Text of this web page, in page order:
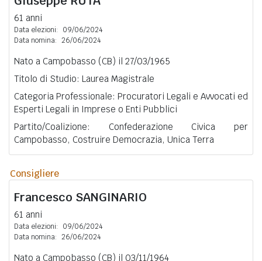
61 anni
Data elezioni:
09/06/2024
Data nomina: 26/06/2024
Nato a Campobasso (CB) il 27/03/1965
Titolo di Studio: Laurea Magistrale
Categoria Professionale: Procuratori Legali e Avvocati ed
Esperti Legali in Imprese o Enti Pubblici
Partito/Coalizione: Confederazione Civica per
Campobasso, Costruire Democrazia, Unica Terra
Consigliere
Francesco SANGINARIO
61 anni
Data elezioni:
09/06/2024
Data nomina: 26/06/2024
Nato a Campobasso (CB) il 03/11/1964